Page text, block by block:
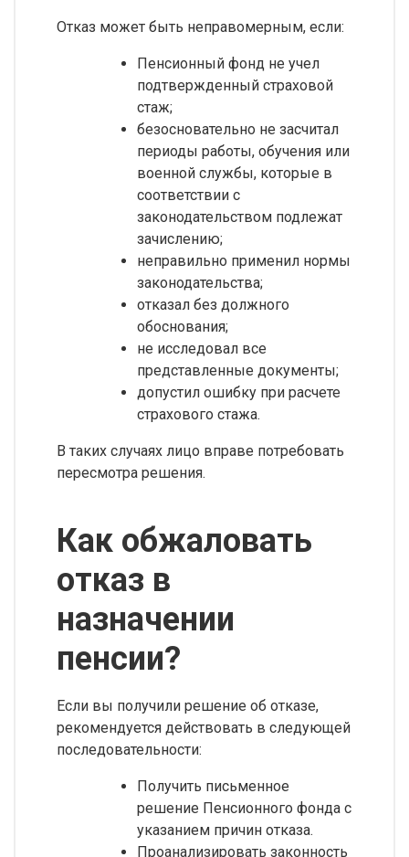
Отказ может быть неправомерным, если:
Пенсионный фонд не учел
подтвержденный страховой
стаж;
безосновательно не засчитал
периоды работы, обучения или
военной службы, которые в
соответствии с
законодательством подлежат
зачислению;
неправильно применил нормы
законодательства;
отказал без должного
обоснования;
не исследовал все
представленные документы;
допустил ошибку при расчете
страхового стажа.
В таких случаях лицо вправе потребовать
пересмотра решения.
Как обжаловать
отказ в
назначении
пенсии?
Если вы получили решение об отказе,
рекомендуется действовать в следующей
последовательности:
Получить письменное
решение Пенсионного фонда с
указанием причин отказа.
Проанализировать законность